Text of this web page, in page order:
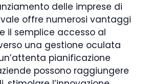
delle imprese di
offre numerosi vantaggi
il semplice accesso al
una gestione oculata
pianificazione
possono raggiungere